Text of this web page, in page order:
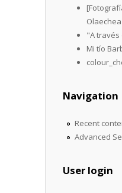
Olaechea
"A
Mi tío
Navigation
Recent
Advanced
User login